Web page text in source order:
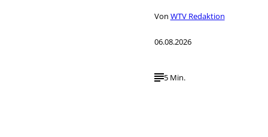
Von WTV Redaktion
06.08.2026
5 Min.